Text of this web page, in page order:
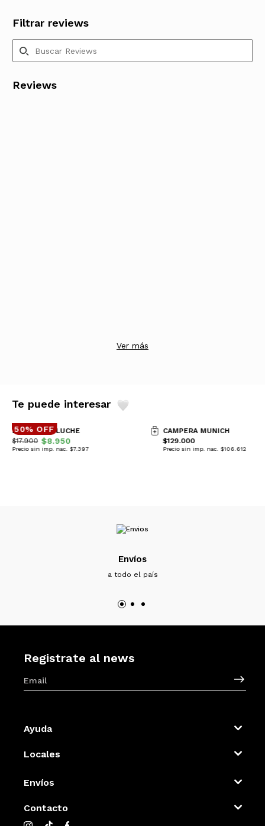
Filtrar reviews
Reviews
Ver más
Te puede interesar
50% OFF
LLAVERO PELUCHE
$17.900 $8.950
Precio sin imp. nac. $7.397
CAMPERA MUNICH
$129.000
Precio sin imp. nac. $106.612
Envíos
a todo el país
Registrate al news
Ayuda
Locales
Envíos
Contacto